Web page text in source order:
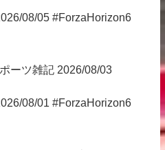
08/05 #ForzaHorizon6
ーツ雑記 2026/08/03
08/01 #ForzaHorizon6